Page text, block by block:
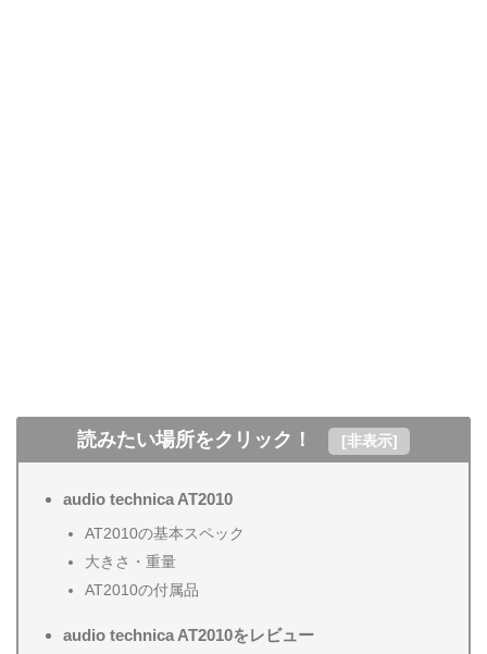
読みたい場所をクリック！ [非表示]
audio technica AT2010
AT2010の基本スペック
大きさ・重量
AT2010の付属品
audio technica AT2010をレビュー